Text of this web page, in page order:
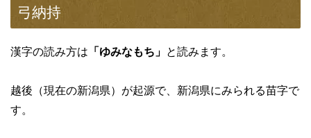
弓納持
漢字の読み方は 「ゆみなもち」 と読みます。
越後（現在の新潟県）が起源で、新潟県にみられる苗字で
す。